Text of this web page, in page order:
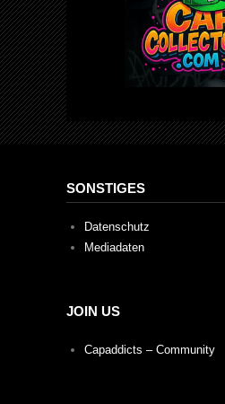
SONSTIGES
Datenschutz
Mediadaten
JOIN US
Capaddicts – Community